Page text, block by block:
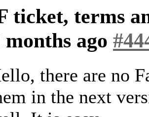
ticket, terms
months ago
there are no
in the next